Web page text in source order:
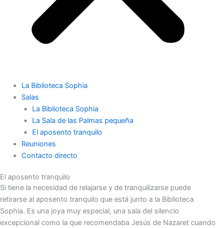
La Biblioteca Sophia
Salas
La Biblioteca Sophia
La Sala de las Palmas pequeña
El aposento tranquilo
Reuniones
Contacto directo
El aposento tranquilo
Si tiene la necesidad de relajarse y de tranquilizarse puede
retirarse al aposento tranquilo que está junto a la Biblioteca
Sophia. Es una joya muy especial, una sala del silencio
excepcional como la que recomendaba Jesús de Nazaret cuando